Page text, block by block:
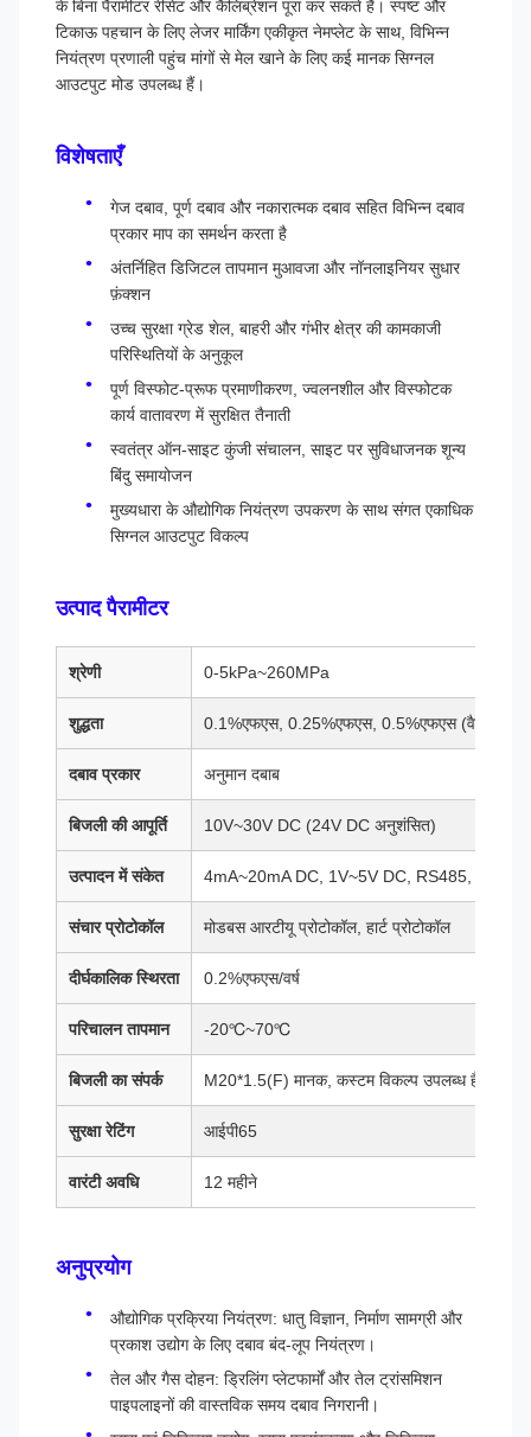
के बिना पैरामीटर रीसेट और कैलिब्रेशन पूरा कर सकते हैं। स्पष्ट और
टिकाऊ पहचान के लिए लेजर मार्किंग एकीकृत नेमप्लेट के साथ, विभिन्न
नियंत्रण प्रणाली पहुंच मांगों से मेल खाने के लिए कई मानक सिग्नल
आउटपुट मोड उपलब्ध हैं।
विशेषताएँ
गेज दबाव, पूर्ण दबाव और नकारात्मक दबाव सहित विभिन्न दबाव
प्रकार माप का समर्थन करता है
अंतर्निहित डिजिटल तापमान मुआवजा और नॉनलाइनियर सुधार
फ़ंक्शन
उच्च सुरक्षा ग्रेड शेल, बाहरी और गंभीर क्षेत्र की कामकाजी
परिस्थितियों के अनुकूल
पूर्ण विस्फोट-प्रूफ प्रमाणीकरण, ज्वलनशील और विस्फोटक
कार्य वातावरण में सुरक्षित तैनाती
स्वतंत्र ऑन-साइट कुंजी संचालन, साइट पर सुविधाजनक शून्य
बिंदु समायोजन
मुख्यधारा के औद्योगिक नियंत्रण उपकरण के साथ संगत एकाधिक
सिग्नल आउटपुट विकल्प
उत्पाद पैरामीटर
श्रेणी 0-5kPa~260MPa
शुद्धता 0.1%एफएस, 0.25%एफएस, 0.5%एफएस (वैकल्पिक)
दबाव प्रकार अनुमान दबाब
बिजली की आपूर्ति 10V~30V DC (24V DC अनुशंसित)
उत्पादन में संकेत 4mA~20mA DC, 1V~5V DC, RS485, आदि
संचार प्रोटोकॉल मोडबस आरटीयू प्रोटोकॉल, हार्ट प्रोटोकॉल
दीर्घकालिक स्थिरता 0.2%एफएस/वर्ष
परिचालन तापमान -20℃~70℃
बिजली का संपर्क M20*1.5(F) मानक, कस्टम विकल्प उपलब्ध हैं
सुरक्षा रेटिंग आईपी65
वारंटी अवधि 12 महीने
अनुप्रयोग
औद्योगिक प्रक्रिया नियंत्रण: धातु विज्ञान, निर्माण सामग्री और
प्रकाश उद्योग के लिए दबाव बंद-लूप नियंत्रण।
तेल और गैस दोहन: ड्रिलिंग प्लेटफार्मों और तेल ट्रांसमिशन
पाइपलाइनों की वास्तविक समय दबाव निगरानी।